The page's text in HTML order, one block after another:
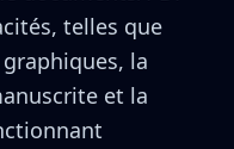
telles que
la
et la